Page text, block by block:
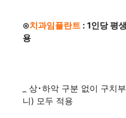
⊙치과임플란트 : 1인당 평
용
_ 상･하악 구분 없이 구치
니) 모두 적용